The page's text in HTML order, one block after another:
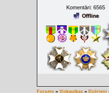
Komentāri: 6565
Forums » Viskautkas » Dzērieni